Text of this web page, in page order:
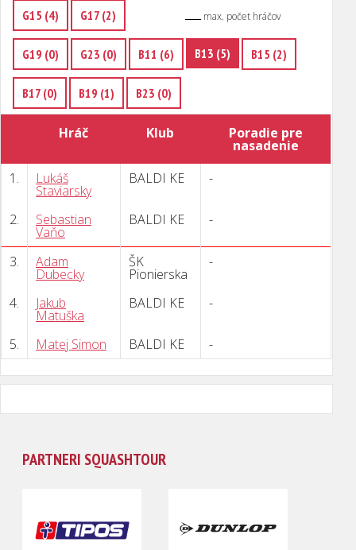
max. počet hráčov
G15 (4) G17 (2)
G19 (0) G23 (0) B11 (6) B13 (5) B15 (2)
B17 (0) B19 (1) B23 (0)
Hráč Klub Poradie pre
nasadenie
1.
Lukáš
Staviarsky
BALDI KE -
2. Sebastian
Vaňo
BALDI KE -
3. Adam
Dubecky
ŠK
Pionierska
-
4. Jakub
Matuška
BALDI KE -
5. Matej Simon BALDI KE -
PARTNERI SQUASHTOUR